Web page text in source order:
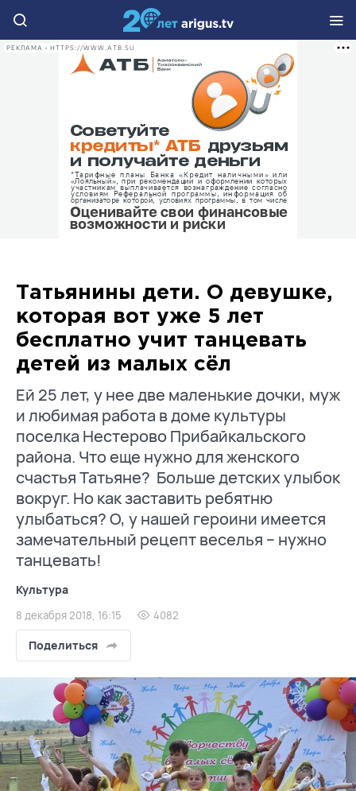
РЕКЛАМА • HTTPS://WWW.ATB.SU
Татьянины дети. О девушке,
которая вот уже 5 лет
бесплатно учит танцевать
детей из малых сёл
Ей 25 лет, у нее две маленькие дочки, муж
и любимая работа в доме культуры
поселка Нестерово Прибайкальского
района. Что еще нужно для женского
счастья Татьяне? Больше детских улыбок
вокруг. Но как заставить ребятню
улыбаться? О, у нашей героини имеется
замечательный рецепт веселья – нужно
танцевать!
Культура
8 декабря 2018, 16:15 4082
Поделиться